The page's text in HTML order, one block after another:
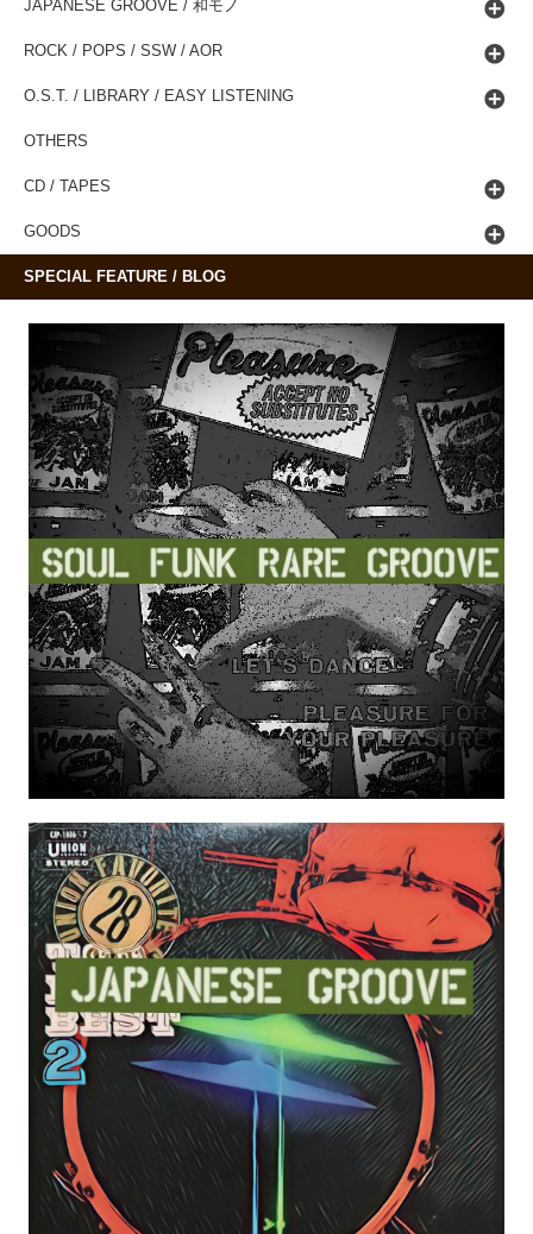
JAPANESE GROOVE / 和モノ
ROCK / POPS / SSW / AOR
O.S.T. / LIBRARY / EASY LISTENING
OTHERS
CD / TAPES
GOODS
SPECIAL FEATURE / BLOG